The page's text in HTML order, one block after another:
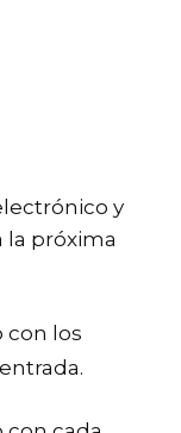
y
la próxima
con los